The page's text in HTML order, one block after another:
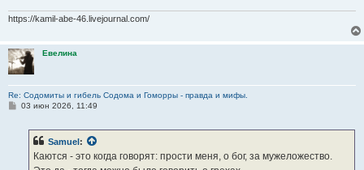
https://kamil-abe-46.livejournal.com/
Евелина
Re: Содомиты и гибель Содома и Гоморры - правда и мифы.
С03 июн 2026, 11:49
Samuel :
Каются - это когда говорят: прости меня, о бог, за мужеложество.